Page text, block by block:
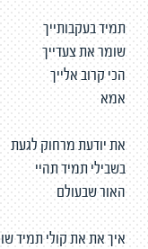
תמיד בעקבותייך
שומר את צעדייך
הכי קרוב אלייך
אמא
את יודעת מרחוק לגעת
בשבילי תמיד תהיי
האור שבעולם
איך את את קולי תמיד